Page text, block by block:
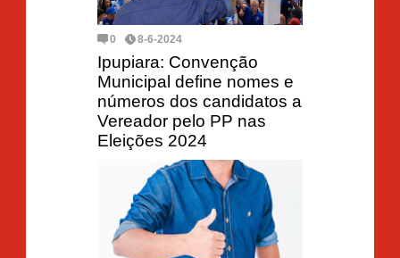
0 8-6-2024
Ipupiara: Convenção
Municipal define nomes e
números dos candidatos a
Vereador pelo PP nas
Eleições 2024